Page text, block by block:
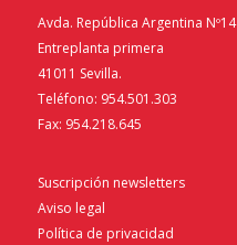
Avda. República Argentina Nº14
Entreplanta primera
41011 Sevilla.
Teléfono: 954.501.303
Fax: 954.218.645
Suscripción newsletters
Aviso legal
Política de privacidad